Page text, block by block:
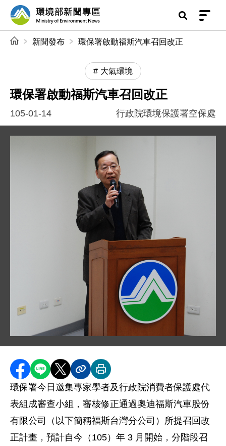
前往中央內容區塊
環境部新聞專區
新聞發布 環保署啟動福斯汽車召回改正
大氣環境
環保署啟動福斯汽車召回改正
105-01-14 行政院環境保護署空保處
分享至 Facebook
分享到 LINE
分享到 X分享內容連結
列印本頁
環保署今日邀集專家學者及行政院消費者保護處代
表組成審查小組，審核修正通過奧迪福斯汽車股份
有限公司（以下簡稱福斯台灣分公司）所提召回改
正計畫，預計自今（105）年 3 月開始，分階段召